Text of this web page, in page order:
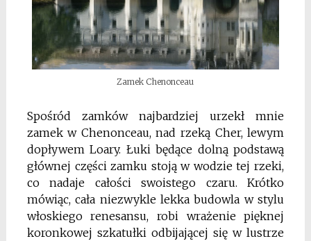
Zamek Chenonceau
Spośród zamków najbardziej urzekł mnie
zamek w Chenonceau, nad rzeką Cher, lewym
dopływem Loary. Łuki będące dolną podstawą
głównej części zamku stoją w wodzie tej rzeki,
co nadaje całości swoistego czaru. Krótko
mówiąc, cała niezwykle lekka budowla w stylu
włoskiego renesansu, robi wrażenie pięknej
koronkowej szkatułki odbijającej się w lustrze